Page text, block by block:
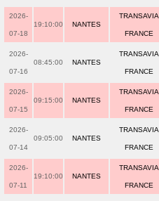
2026-
07-18
19:10:00 NANTES
TRANSAVIA
FRANCE
2026-
07-16
08:45:00 NANTES
TRANSAVIA
FRANCE
2026-
07-15
09:15:00 NANTES
TRANSAVIA
FRANCE
2026-
07-14
09:05:00 NANTES
TRANSAVIA
FRANCE
2026-
07-11
19:10:00 NANTES
TRANSAVIA
FRANCE